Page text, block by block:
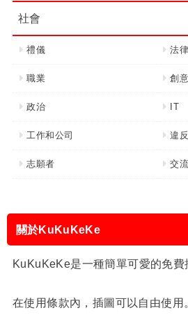
社會
禮儀 法律
職業 創意
政治 IT
工作和公司 違反
志願者 交流
關於KuKuKeKe
KuKuKeKe是一種簡單可愛的免費
在使用條款內，插圖可以自由使用